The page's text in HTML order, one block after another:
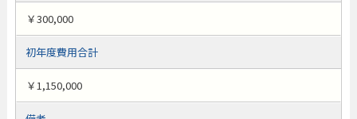
￥300,000
初年度費用合計
￥1,150,000